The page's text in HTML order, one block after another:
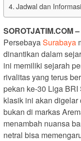
Jadwal dan
SOROTJATIM.COM –
PersebayaSurabaya
dinantikan dalam
ini memiliki sejarah
rivalitas yang terus
pekan ke-30 Liga
klasik ini akan digelar
bukan di markas
menambah nuansa
netral bisa